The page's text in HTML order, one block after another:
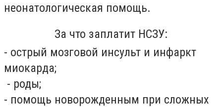
неонатологическая помощь.
За что заплатит НСЗУ:
- острый мозговой инсульт и инфаркт
миокарда;
- роды;
- помощь новорожденным при сложных